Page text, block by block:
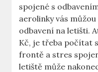
spojené s
aerolinky vás
odbavení na letišti.
Kč, je třeba počítat
frontě a stres
letiště může